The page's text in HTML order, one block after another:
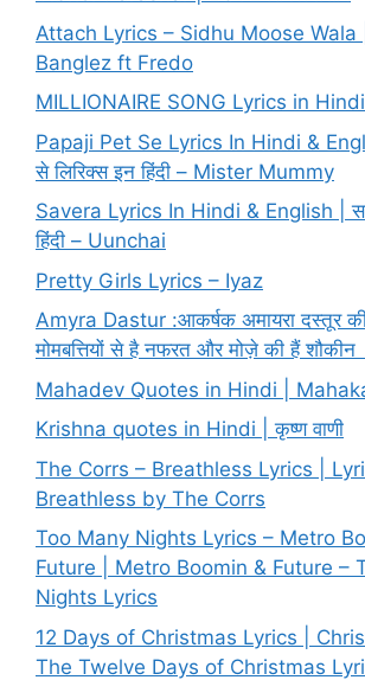
Attach Lyrics – Sidhu Moose Wala
Banglez ft Fredo
MILLIONAIRE SONG Lyrics in
Papaji Pet Se Lyrics In Hindi &
से लिरिक्स इन हिंदी – Mister Mummy
Savera Lyrics In Hindi & English |
हिंदी – Uunchai
Pretty Girls Lyrics – Iyaz
Amyra Dastur :आकर्षक अमायरा दस्तूर
मोमबत्तियों से है नफरत और मोज़े की हैं शौकीन
Mahadev Quotes in Hindi |
Krishna quotes in Hindi | कृष्ण वाणी
The Corrs – Breathless Lyrics |
Breathless by The Corrs
Too Many Nights Lyrics – Metro
Future | Metro Boomin & Future –
Nights Lyrics
12 Days of Christmas Lyrics |
The Twelve Days of Christmas